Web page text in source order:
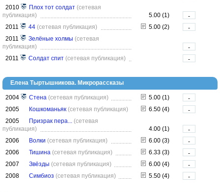
2010
Плох тот солдат (сетевая
публикация)
5.00 (1)
-
2011
44 (сетевая публикация) 5.00 (2)
-
2011
Зелёные холмы (сетевая
публикация)
-
2011
Солдат спит (сетевая публикация) -
Елена Тыртышникова. Микрорассказы
2004 Стена (сетевая публикация) 5.00 (1)
-
2005
Кошкоманьяк (сетевая публикация) 6.50 (4)
-
2005
Призрак пера... (сетевая
публикация)
4.00 (1)
-
2006
Волки (сетевая публикация) 6.00 (3)
-
2006
Тишина (сетевая публикация) 6.33 (3)
-
2007
Звёзды (сетевая публикация) 6.00 (4)
-
2008
Симбиоз (сетевая публикация) 5.50 (4) -